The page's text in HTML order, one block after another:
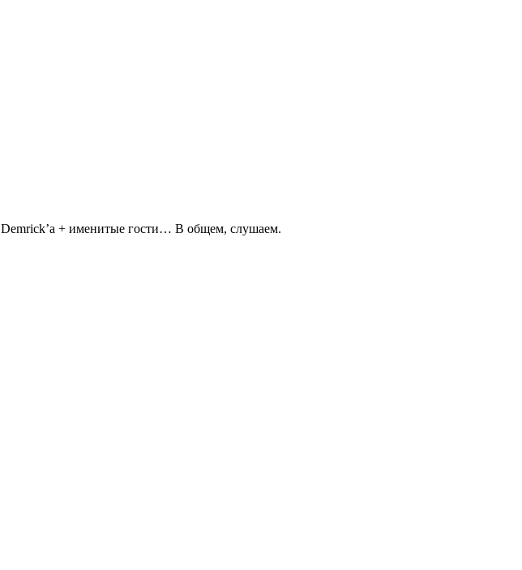
Demrick’а + именитые гости… В общем, слушаем.